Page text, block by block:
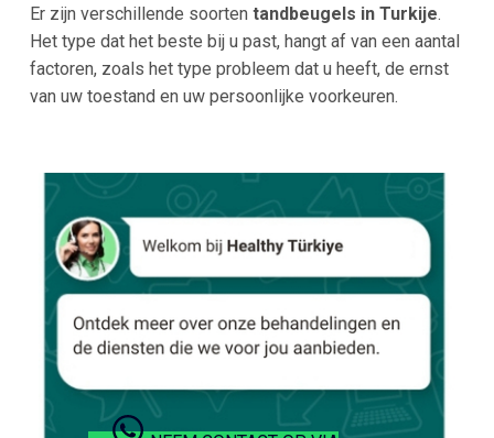
Er zijn verschillende soorten tandbeugels in Turkije.
Het type dat het beste bij u past, hangt af van een aantal
factoren, zoals het type probleem dat u heeft, de ernst
van uw toestand en uw persoonlijke voorkeuren.